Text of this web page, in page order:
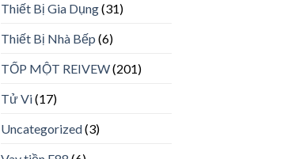
Thiết Bị Gia Dụng(31)
Thiết Bị Nhà Bếp (6)
TỐP MỘT REIVEW(201)
Tử Vi(17)
Uncategorized(3)